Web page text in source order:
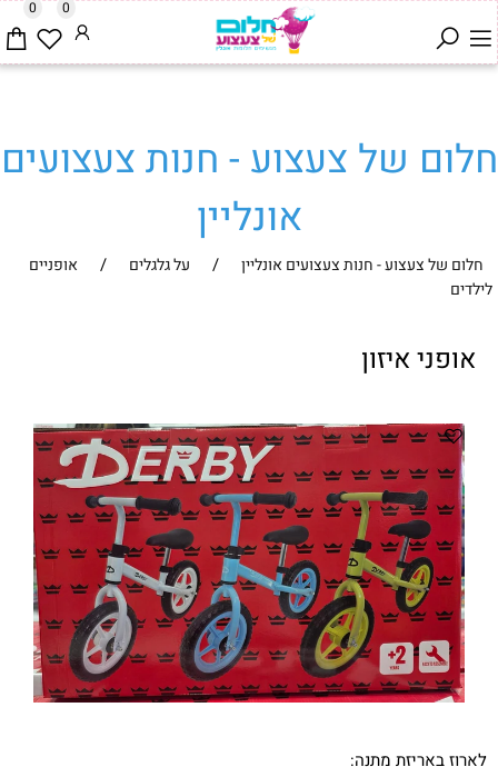
0 0
חלום של צעצוע - חנות צעצועים
אונליין
חלום של צעצוע - חנות צעצועים אונליין / על גלגלים /
אופניים
לילדים
אופני איזון
לארוז באריזת מתנה: